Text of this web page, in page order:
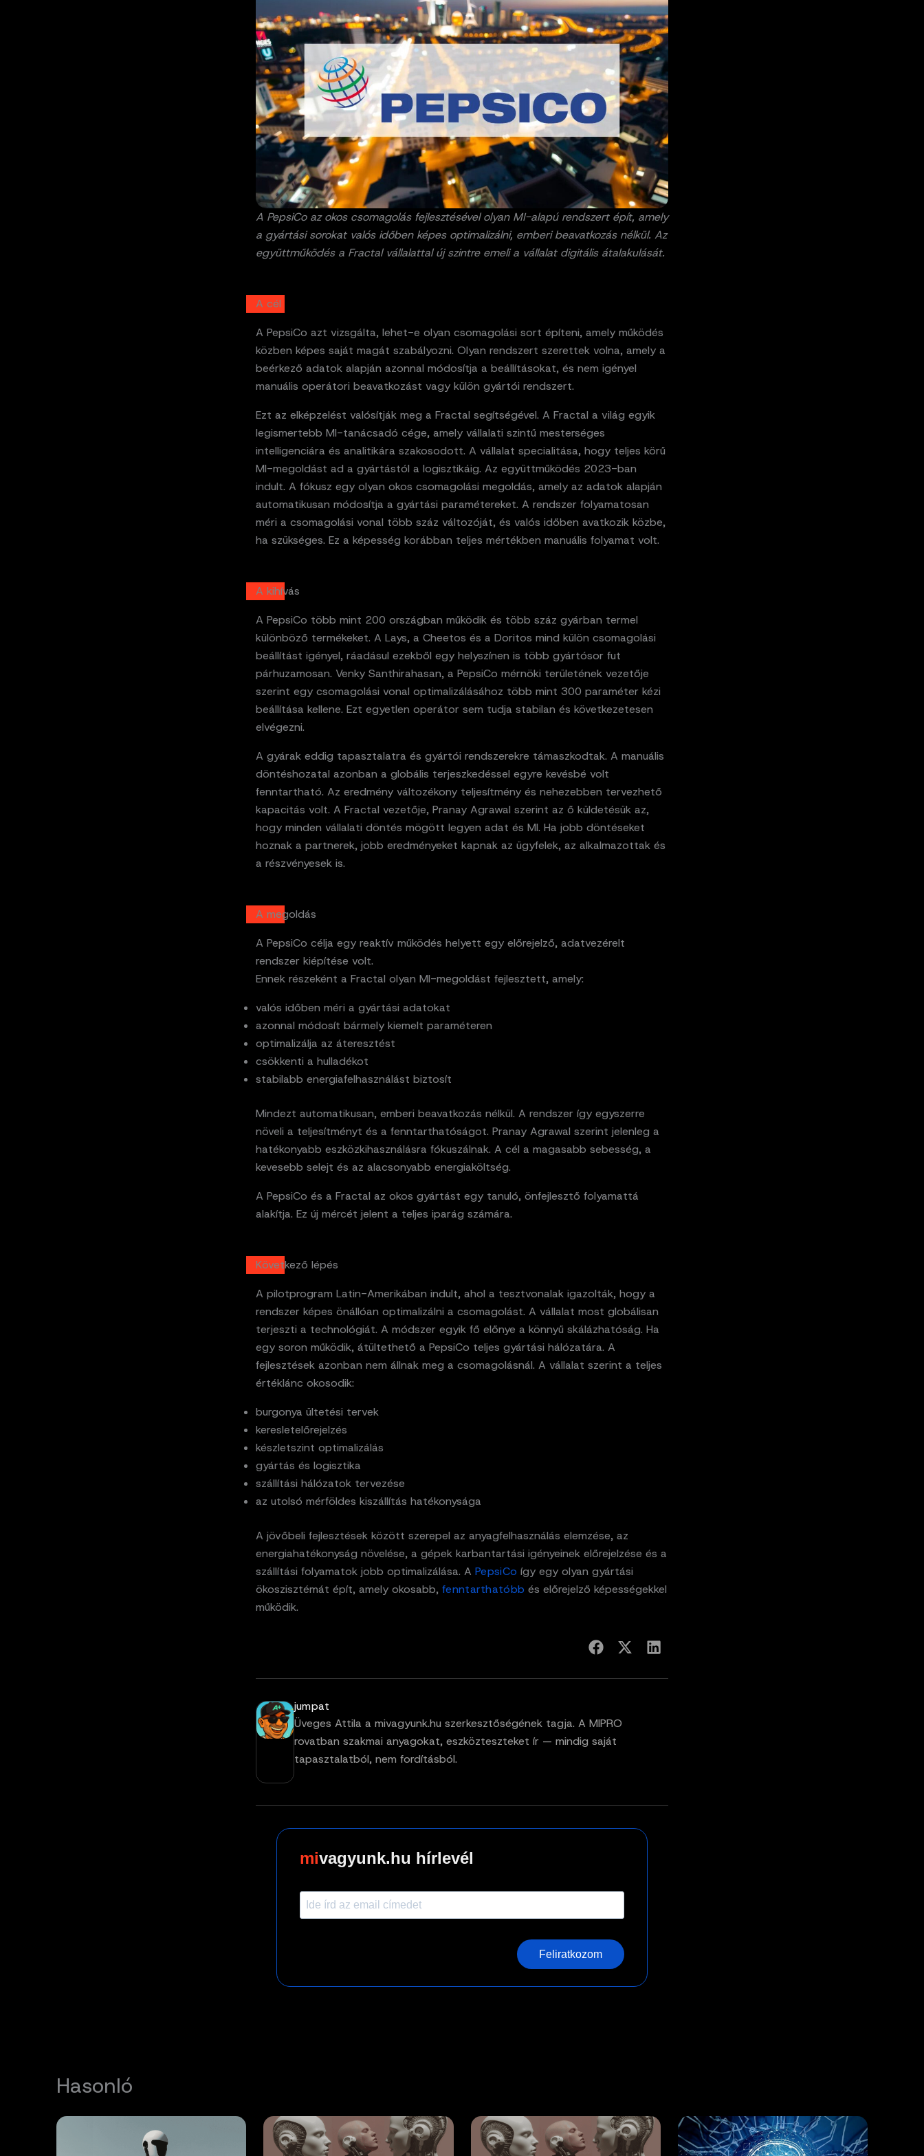
A PepsiCo az okos csomagolás fejlesztésével olyan MI-alapú rendszert épít, amely
a gyártási sorokat valós időben képes optimalizálni, emberi beavatkozás nélkül. Az
együttműködés a Fractal vállalattal új szintre emeli a vállalat digitális átalakulását.
A cél
A PepsiCo azt vizsgálta, lehet-e olyan csomagolási sort építeni, amely működés
közben képes saját magát szabályozni. Olyan rendszert szerettek volna, amely a
beérkező adatok alapján azonnal módosítja a beállításokat, és nem igényel
manuális operátori beavatkozást vagy külön gyártói rendszert.
Ezt az elképzelést valósítják meg a Fractal segítségével. A Fractal a világ egyik
legismertebb MI-tanácsadó cége, amely vállalati szintű mesterséges
intelligenciára és analitikára szakosodott. A vállalat specialitása, hogy teljes körű
MI-megoldást ad a gyártástól a logisztikáig. Az együttműködés 2023-ban
indult. A fókusz egy olyan okos csomagolási megoldás, amely az adatok alapján
automatikusan módosítja a gyártási paramétereket. A rendszer folyamatosan
méri a csomagolási vonal több száz változóját, és valós időben avatkozik közbe,
ha szükséges. Ez a képesség korábban teljes mértékben manuális folyamat volt.
A kihívás
A PepsiCo több mint 200 országban működik és több száz gyárban termel
különböző termékeket. A Lays, a Cheetos és a Doritos mind külön csomagolási
beállítást igényel, ráadásul ezekből egy helyszínen is több gyártósor fut
párhuzamosan. Venky Santhirahasan, a PepsiCo mérnöki területének vezetője
szerint egy csomagolási vonal optimalizálásához több mint 300 paraméter kézi
beállítása kellene. Ezt egyetlen operátor sem tudja stabilan és következetesen
elvégezni.
A gyárak eddig tapasztalatra és gyártói rendszerekre támaszkodtak. A manuális
döntéshozatal azonban a globális terjeszkedéssel egyre kevésbé volt
fenntartható. Az eredmény változékony teljesítmény és nehezebben tervezhető
kapacitás volt. A Fractal vezetője, Pranay Agrawal szerint az ő küldetésük az,
hogy minden vállalati döntés mögött legyen adat és MI. Ha jobb döntéseket
hoznak a partnerek, jobb eredményeket kapnak az ügyfelek, az alkalmazottak és
a részvényesek is.
A megoldás
A PepsiCo célja egy reaktív működés helyett egy előrejelző, adatvezérelt
rendszer kiépítése volt.
Ennek részeként a Fractal olyan MI-megoldást fejlesztett, amely:
valós időben méri a gyártási adatokat
azonnal módosít bármely kiemelt paraméteren
optimalizálja az áteresztést
csökkenti a hulladékot
stabilabb energiafelhasználást biztosít
Mindezt automatikusan, emberi beavatkozás nélkül. A rendszer így egyszerre
növeli a teljesítményt és a fenntarthatóságot. Pranay Agrawal szerint jelenleg a
hatékonyabb eszközkihasználásra fókuszálnak. A cél a magasabb sebesség, a
kevesebb selejt és az alacsonyabb energiaköltség.
A PepsiCo és a Fractal az okos gyártást egy tanuló, önfejlesztő folyamattá
alakítja. Ez új mércét jelent a teljes iparág számára.
Következő lépés
A pilotprogram Latin-Amerikában indult, ahol a tesztvonalak igazolták, hogy a
rendszer képes önállóan optimalizálni a csomagolást. A vállalat most globálisan
terjeszti a technológiát. A módszer egyik fő előnye a könnyű skálázhatóság. Ha
egy soron működik, átültethető a PepsiCo teljes gyártási hálózatára. A
fejlesztések azonban nem állnak meg a csomagolásnál. A vállalat szerint a teljes
értéklánc okosodik:
burgonya ültetési tervek
keresletelőrejelzés
készletszint optimalizálás
gyártás és logisztika
szállítási hálózatok tervezése
az utolsó mérföldes kiszállítás hatékonysága
A jövőbeli fejlesztések között szerepel az anyagfelhasználás elemzése, az
energiahatékonyság növelése, a gépek karbantartási igényeinek előrejelzése és a
szállítási folyamatok jobb optimalizálása. A PepsiCo így egy olyan gyártási
ökoszisztémát épít, amely okosabb, fenntarthatóbb és előrejelző képességekkel
működik.
jumpat
Üveges Attila a mivagyunk.hu szerkesztőségének tagja. A MIPRO
rovatban szakmai anyagokat, eszközteszteket ír — mindig saját
tapasztalatból, nem fordításból.
vagyunk.hu hírlevél
Feliratkozom
Hasonló